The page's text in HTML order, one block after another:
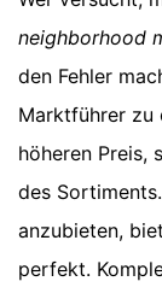
neighborhood
den Fehler
Marktführer zu
höheren Preis,
des
anzubieten,
perfekt.